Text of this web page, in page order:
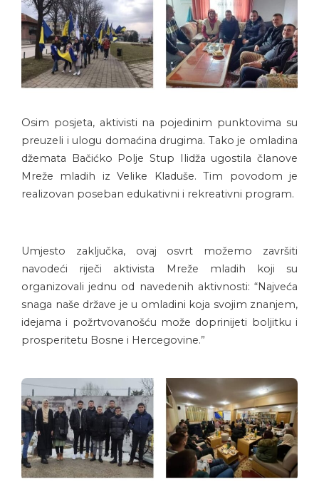
Osim posjeta, aktivisti na pojedinim punktovima su
preuzeli i ulogu domaćina drugima. Tako je omladina
džemata Bačićko Polje Stup Ilidža ugostila članove
Mreže mladih iz Velike Kladuše. Tim povodom je
realizovan poseban edukativni i rekreativni program.
Umjesto zaključka, ovaj osvrt možemo završiti
navodeći riječi aktivista Mreže mladih koji su
organizovali jednu od navedenih aktivnosti: “Najveća
snaga naše države je u omladini koja svojim znanjem,
idejama i požrtvovanošću može doprinijeti boljitku i
prosperitetu Bosne i Hercegovine.”